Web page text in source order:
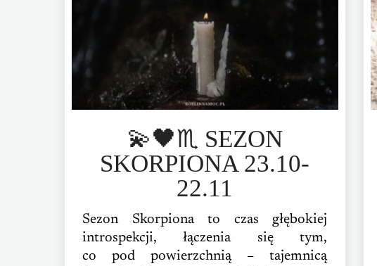
💫🖤♏️ SEZON
SKORPIONA 23.10-
22.11
Sezon Skorpiona to czas głębokiej
introspekcji, łączenia się tym,
co pod powierzchnią – tajemnicą